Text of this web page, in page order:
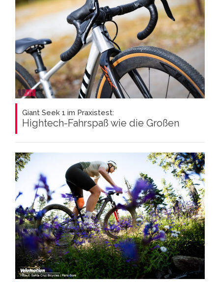
Giant Seek 1 im Praxistest:
Hightech-Fahrspaß wie die Großen